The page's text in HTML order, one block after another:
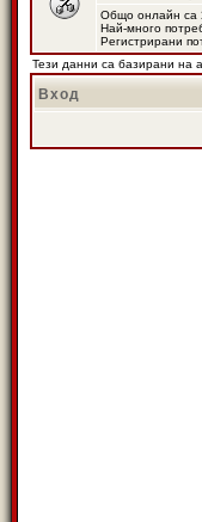
Общо онлайн са
Най-много
Регистрирани
Тези данни са базирани на
Вход